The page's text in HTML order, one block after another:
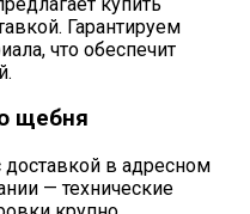
Гарантируем
что обеспечит
щебня
доставкой в адресном
— технические